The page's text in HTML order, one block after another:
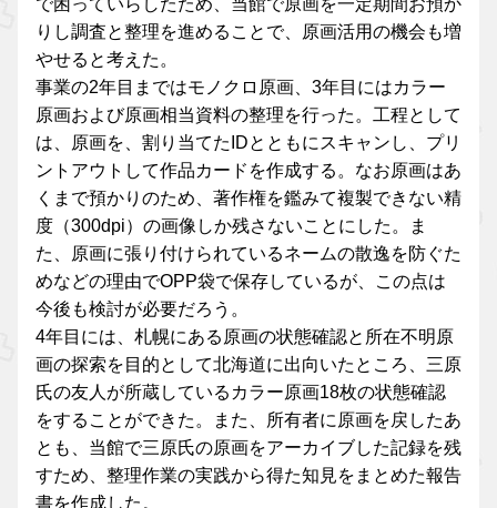
りし調査と整理を進めることで、原画活用の機会も増
やせると考えた。
事業の2年目まではモノクロ原画、3年目にはカラー
原画および原画相当資料の整理を行った。工程として
は、原画を、割り当てたIDとともにスキャンし、プリ
ントアウトして作品カードを作成する。なお原画はあ
くまで預かりのため、著作権を鑑みて複製できない精
度（300dpi）の画像しか残さないことにした。ま
た、原画に張り付けられているネームの散逸を防ぐた
めなどの理由でOPP袋で保存しているが、この点は
今後も検討が必要だろう。
4年目には、札幌にある原画の状態確認と所在不明原
画の探索を目的として北海道に出向いたところ、三原
氏の友人が所蔵しているカラー原画18枚の状態確認
をすることができた。また、所有者に原画を戻したあ
とも、当館で三原氏の原画をアーカイブした記録を残
すため、整理作業の実践から得た知見をまとめた報告
書を作成した。